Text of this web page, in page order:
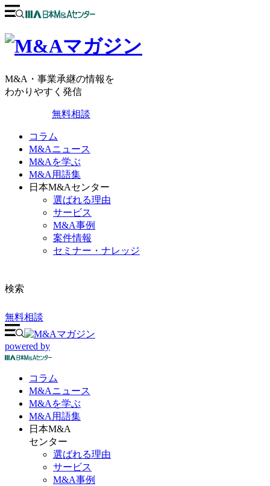
M&A・事業承継の情報を
わかりやすく発信
無料相談
コラム
M&Aニュース
M&Aを学ぶ
M&A用語集
日本M&Aセンター
選ばれる理由
サービス
M&A事例
案件情報
セミナー・ナレッジ
検索
無料相談
powered by
コラム
M&Aニュース
M&Aを学ぶ
M&A 用語集
日本M&A
センター
選ばれる理由
サービス
M&A事例